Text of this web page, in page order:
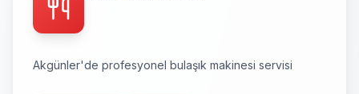
Akgünler'de profesyonel bulaşık makinesi servisi